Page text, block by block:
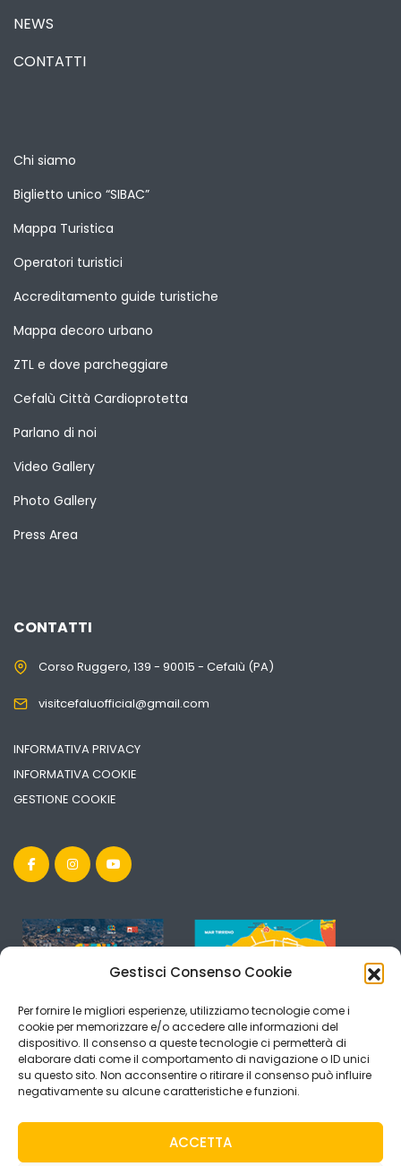
Gestisci Consenso Cookie
Per fornire le migliori esperienze, utilizziamo tecnologie come i
cookie per memorizzare e/o accedere alle informazioni del
dispositivo. Il consenso a queste tecnologie ci permetterà di
elaborare dati come il comportamento di navigazione o ID unici
su questo sito. Non acconsentire o ritirare il consenso può influire
negativamente su alcune caratteristiche e funzioni.
ACCETTA
NEWS
CONTATTI
Chi siamo
Biglietto unico “SIBAC”
Mappa Turistica
Operatori turistici
Accreditamento guide turistiche
Mappa decoro urbano
ZTL e dove parcheggiare
Cefalù Città Cardioprotetta
Parlano di noi
Video Gallery
Photo Gallery
Press Area
CONTATTI
Corso Ruggero, 139 - 90015 - Cefalù (PA)
visitcefaluofficial@gmail.com
INFORMATIVA PRIVACY
INFORMATIVA COOKIE
GESTIONE COOKIE